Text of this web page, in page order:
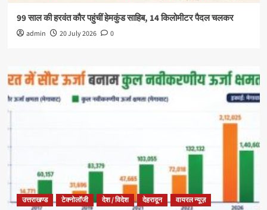
99 साल की हरवंत कौर पहुंचीं हेमकुंड साहिब, 14 किलोमीटर पैदल चलकर
admin 20 July 2026 0
उत्तराखण्ड टेक्नोलॉजी देश / विदेश देहरादून वायरल न्यूज़